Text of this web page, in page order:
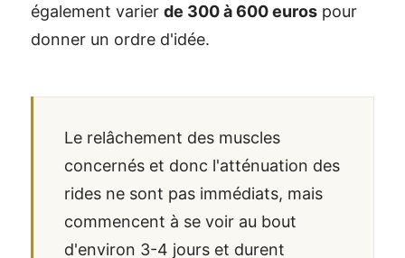
également varier de 300 à 600 euros pour
donner un ordre d'idée.
Le relâchement des muscles
concernés et donc l'atténuation des
rides ne sont pas immédiats, mais
commencent à se voir au bout
d'environ 3-4 jours et durent